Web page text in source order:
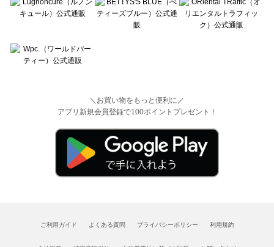
＼お買い物をもっと便利に／
アプリ新規会員登録で100ポイントプレゼント！
ご利用ガイド よくある質問 プライバシーポリシー 利用規約